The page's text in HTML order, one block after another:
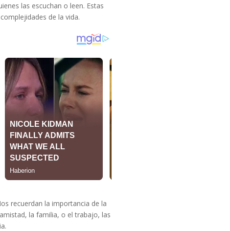
las escuchan o leen. Estas
de la vida.
recuerdan la importancia de la
la familia, o el trabajo, las